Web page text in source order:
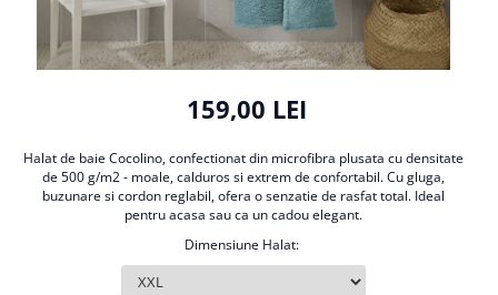
Lenjerii De Pat Cocolino
Set Lenjerie De Pat Blana
Set Lenjerie Pat Blanita Iepure, 6
Lenjerii De Pat Premium Collection
Set Lenjerie De Pat, 7 Piese, Cu
Pilota / Cuvertura Inclusa
Set Lenjerie De Pat Jacquard Regal,
11 Piese, Cuvertura Inclusa
159,00 LEI
Halat de baie Cocolino, confectionat din microfibra plusata cu densitate
de 500 g/m2 - moale, calduros si extrem de confortabil. Cu gluga,
buzunare si cordon reglabil, ofera o senzatie de rasfat total. Ideal
pentru acasa sau ca un cadou elegant.
Dimensiune Halat: